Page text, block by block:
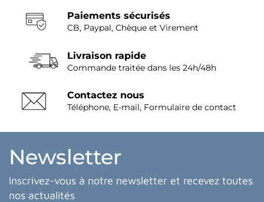
Paiements sécurisés
CB, Paypal, Chèque et Virement
Livraison rapide
Commande traitée dans les 24h/48h
Contactez nous
Téléphone, E-mail, Formulaire de contact
Newsletter
Inscrivez-vous à notre newsletter et recevez toutes
nos actualités